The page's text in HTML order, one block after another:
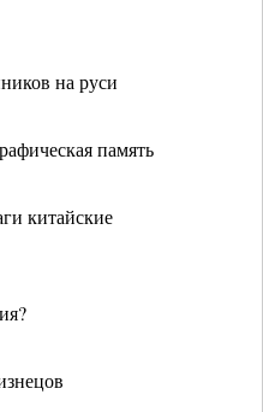
на руси
память
китайские